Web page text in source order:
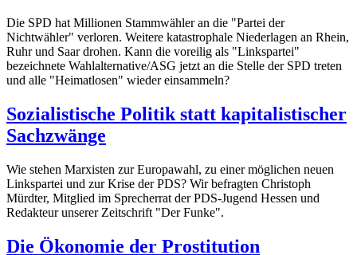
Die SPD hat Millionen Stammwähler an die "Partei der
Nichtwähler" verloren. Weitere katastrophale Niederlagen an Rhein,
Ruhr und Saar drohen. Kann die voreilig als "Linkspartei"
bezeichnete Wahlalternative/ASG jetzt an die Stelle der SPD treten
und alle "Heimatlosen" wieder einsammeln?
Sozialistische Politik statt kapitalistischer
Sachzwänge
Wie stehen Marxisten zur Europawahl, zu einer möglichen neuen
Linkspartei und zur Krise der PDS? Wir befragten Christoph
Mürdter, Mitglied im Sprecherrat der PDS-Jugend Hessen und
Redakteur unserer Zeitschrift "Der Funke".
Die Ökonomie der Prostitution